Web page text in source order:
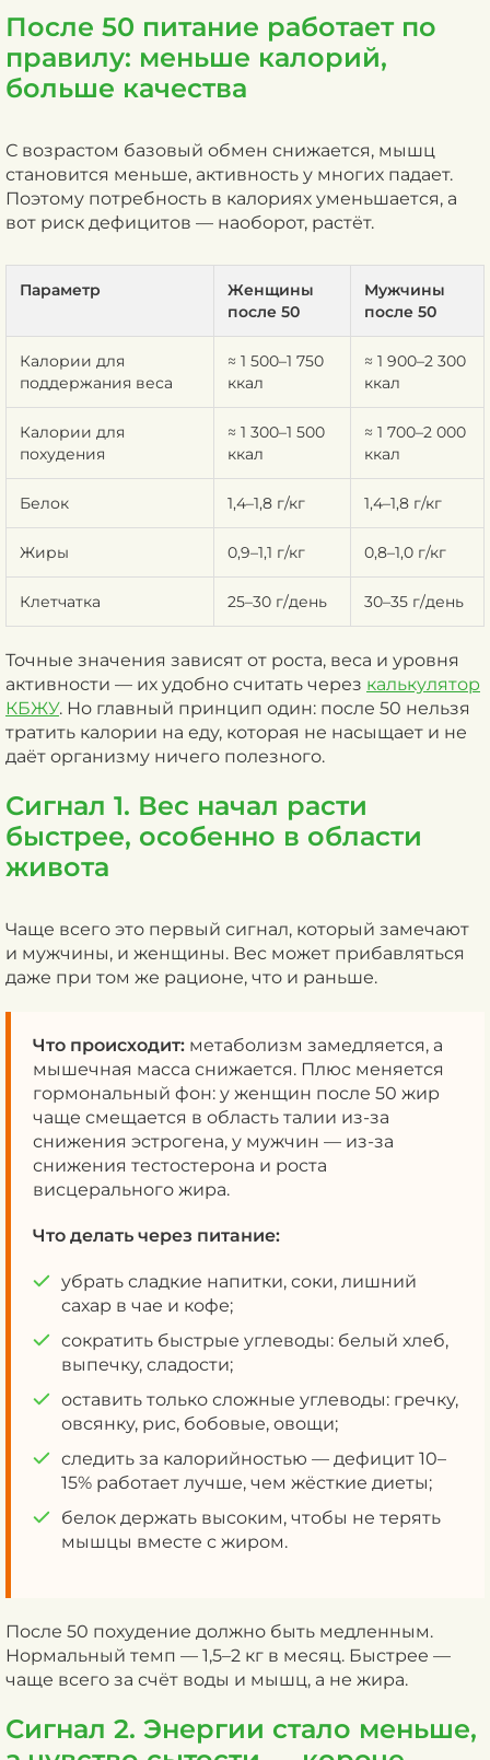
После 50 питание работает по
правилу: меньше калорий,
больше качества
С возрастом базовый обмен снижается, мышц
становится меньше, активность у многих падает.
Поэтому потребность в калориях уменьшается, а
вот риск дефицитов — наоборот, растёт.
Параметр
Женщины
после 50
Мужчины
после 50
Калории для
поддержания веса
≈ 1 500–1 750
ккал
≈ 1 900–2 300
ккал
Калории для
похудения
≈ 1 300–1 500
ккал
≈ 1 700–2 000
ккал
Белок 1,4–1,8 г/кг 1,4–1,8 г/кг
Жиры 0,9–1,1 г/кг 0,8–1,0 г/кг
Клетчатка 25–30 г/день 30–35 г/день
Точные значения зависят от роста, веса и уровня
активности — их удобно считать через калькулятор
КБЖУ. Но главный принцип один: после 50 нельзя
тратить калории на еду, которая не насыщает и не
даёт организму ничего полезного.
Сигнал 1. Вес начал расти
быстрее, особенно в области
живота
Чаще всего это первый сигнал, который замечают
и мужчины, и женщины. Вес может прибавляться
даже при том же рационе, что и раньше.
Что происходит: метаболизм замедляется, а
мышечная масса снижается. Плюс меняется
гормональный фон: у женщин после 50 жир
чаще смещается в область талии из-за
снижения эстрогена, у мужчин — из-за
снижения тестостерона и роста
висцерального жира.
Что делать через питание:
убрать сладкие напитки, соки, лишний
сахар в чае и кофе;
сократить быстрые углеводы: белый хлеб,
выпечку, сладости;
оставить только сложные углеводы: гречку,
овсянку, рис, бобовые, овощи;
следить за калорийностью — дефицит 10–
15% работает лучше, чем жёсткие диеты;
белок держать высоким, чтобы не терять
мышцы вместе с жиром.
После 50 похудение должно быть медленным.
Нормальный темп — 1,5–2 кг в месяц. Быстрее —
чаще всего за счёт воды и мышц, а не жира.
Сигнал 2. Энергии стало меньше,